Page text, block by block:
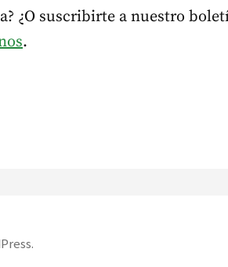
¿O suscribirte a nuestro
.
.